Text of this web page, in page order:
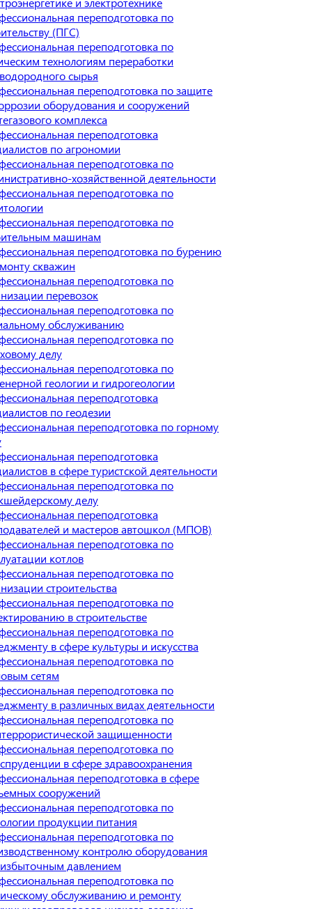
переподготовка по
(ПГС)
переподготовка по
технологиям переработки
сырья
переподготовка по защите
оборудования и сооружений
комплекса
переподготовка
по агрономии
переподготовка по
хозяйственной деятельности
переподготовка по
переподготовка по
машинам
переподготовка по бурению
скважин
переподготовка по
перевозок
переподготовка по
обслуживанию
переподготовка по
делу
переподготовка по
геологии и гидрогеологии
переподготовка
по геодезии
переподготовка по горному
переподготовка
в сфере туристской деятельности
переподготовка по
делу
переподготовка
и мастеров автошкол (МПОВ)
переподготовка по
котлов
переподготовка по
строительства
переподготовка по
в строительстве
переподготовка по
в сфере культуры и искусства
переподготовка по
сетям
переподготовка по
в различных видах деятельности
переподготовка по
защищенности
переподготовка по
в сфере здравоохранения
переподготовка в сфере
сооружений
переподготовка по
продукции питания
переподготовка по
контролю оборудования
давлением
переподготовка по
обслуживанию и ремонту